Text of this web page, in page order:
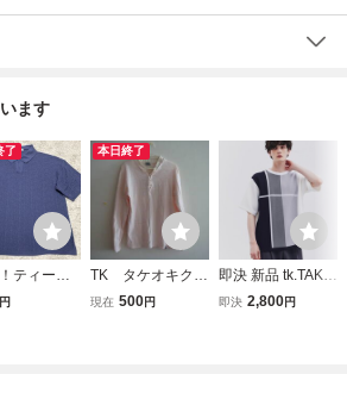
ます
了
ティーケ
オキクチ
円
本日終了
TK タケオキク
チ TAKEO KIKU
現在 500円
即決 新品 tk.TAKE
O KIKUCHI クロス
即決 2,800円